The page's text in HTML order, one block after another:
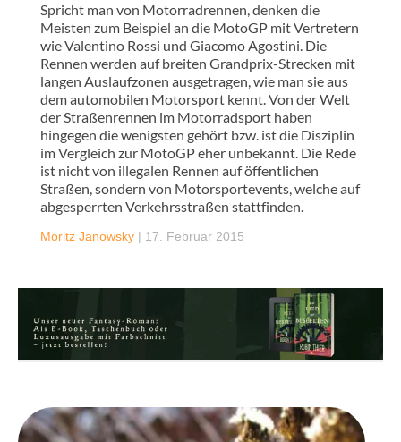
Spricht man von Motorradrennen, denken die
Meisten zum Beispiel an die MotoGP mit Vertretern
wie Valentino Rossi und Giacomo Agostini. Die
Rennen werden auf breiten Grandprix-Strecken mit
langen Auslaufzonen ausgetragen, wie man sie aus
dem automobilen Motorsport kennt. Von der Welt
der Straßenrennen im Motorradsport haben
hingegen die wenigsten gehört bzw. ist die Disziplin
im Vergleich zur MotoGP eher unbekannt. Die Rede
ist nicht von illegalen Rennen auf öffentlichen
Straßen, sondern von Motorsportevents, welche auf
abgesperrten Verkehrsstraßen stattfinden.
Moritz Janowsky | 17. Februar 2015